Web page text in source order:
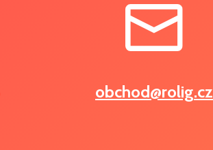
obchod@rolig.cz